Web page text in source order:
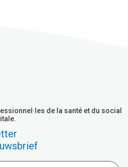
de la santé et du social